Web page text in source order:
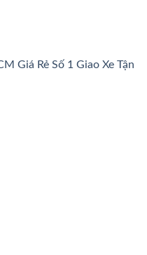
Giá Rẻ Số 1 Giao Xe Tận